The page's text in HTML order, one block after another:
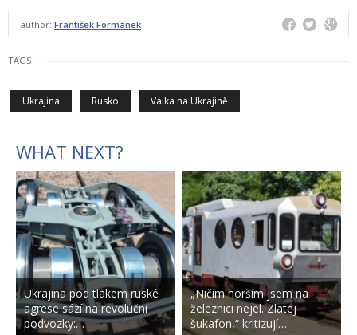
author: František Formánek
TAGS
Ukrajina Rusko Válka na Ukrajině
WHAT NEXT?
Ukrajina pod tlakem ruské
agrese sází na revoluční
podvozky:…
„Ničím horším jsem na
železnici nejel. Zlatej
šukafon,“ kritizují…